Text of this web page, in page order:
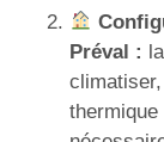
Préval :